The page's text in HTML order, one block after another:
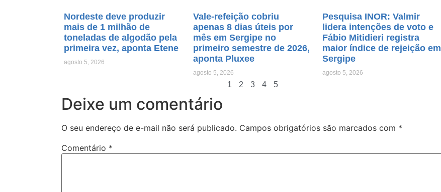
Nordeste deve produzir
mais de 1 milhão de
toneladas de algodão pela
primeira vez, aponta Etene
agosto 5, 2026
Vale-refeição cobriu
apenas 8 dias úteis por
mês em Sergipe no
primeiro semestre de 2026,
aponta Pluxee
agosto 5, 2026
Pesquisa INOR: Valmir
lidera intenções de voto e
Fábio Mitidieri registra
maior índice de rejeição em
Sergipe
agosto 5, 2026
1 2 3 4 5
Deixe um comentário
O seu endereço de e-mail não será publicado. Campos obrigatórios são marcados com *
Comentário *